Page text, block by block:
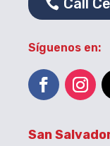
Síguenos en:
San